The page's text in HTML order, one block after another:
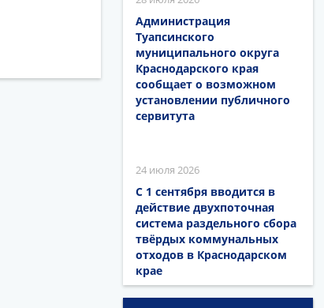
Администрация
Туапсинского
муниципального округа
Краснодарского края
сообщает о возможном
установлении публичного
сервитута
24 июля 2026
С 1 сентября вводится в
действие двухпоточная
система раздельного сбора
твёрдых коммунальных
отходов в Краснодарском
крае